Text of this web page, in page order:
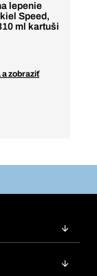
lepenie
Speed,
ml kartuši
a zobraziť